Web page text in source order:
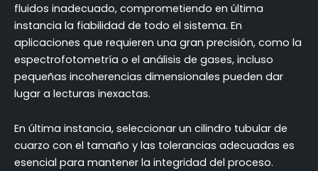
fluidos inadecuado, comprometiendo en última
instancia la fiabilidad de todo el sistema. En
aplicaciones que requieren una gran precisión, como la
espectrofotometría o el análisis de gases, incluso
pequeñas incoherencias dimensionales pueden dar
lugar a lecturas inexactas.
En última instancia, seleccionar un cilindro tubular de
cuarzo con el tamaño y las tolerancias adecuadas es
esencial para mantener la integridad del proceso.